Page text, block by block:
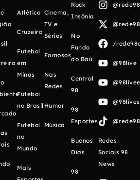
Atlético
Cruzeiro
Futebol
em
Minas
Futebol
no Brasil
Futebol
no
Mundo
Mais
Cinema,
TV e
Séries
Famosos
Nas
Redes
Humor
Música
Rock
Insônia
No
Fundo
do Baú
Central
98
98
Esportes
Buenos
Días
98
/
@98live
Redes
Sociais 98
News